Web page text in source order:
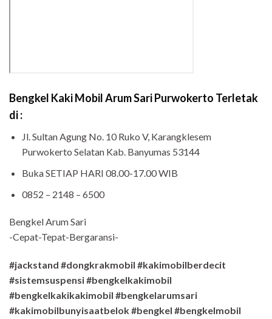
Bengkel Kaki Mobil Arum Sari Purwokerto Terletak
di :
Jl. Sultan Agung No. 10 Ruko V, Karangklesem
Purwokerto Selatan Kab. Banyumas 53144
Buka SETIAP HARI 08.00-17.00 WIB
0852 – 2148 – 6500
Bengkel Arum Sari
-Cepat-Tepat-Bergaransi-
#jackstand #dongkrakmobil #kakimobilberdecit
#sistemsuspensi #bengkelkakimobil
#bengkelkakikakimobil #bengkelarumsari
#kakimobilbunyisaatbelok #bengkel #bengkelmobil